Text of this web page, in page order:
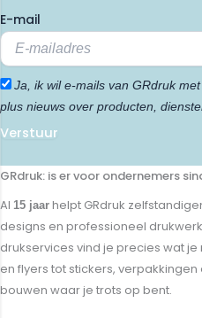
E-mail
Ja, ik wil e-mails van GRdruk
plus nieuws over producten,
Verstuur
GRdruk: is er voor ondernemers
Al 15 jaar helpt GRdruk
designs en professioneel
drukservices vind je precies wat
en flyers tot stickers,
bouwen waar je trots op bent.